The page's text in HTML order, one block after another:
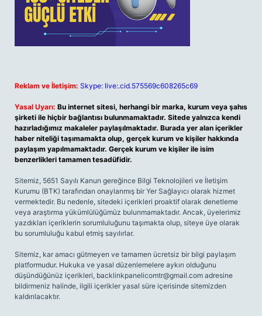
Reklam ve İletişim: Skype: live:.cid.575569c608265c69
Yasal Uyarı: Bu internet sitesi, herhangi bir marka, kurum veya şahıs
şirketi ile hiçbir bağlantısı bulunmamaktadır. Sitede yalnızca kendi
hazırladığımız makaleler paylaşılmaktadır. Burada yer alan içerikler
haber niteliği taşımamakta olup, gerçek kurum ve kişiler hakkında
paylaşım yapılmamaktadır. Gerçek kurum ve kişiler ile isim
benzerlikleri tamamen tesadüfidir.
Sitemiz, 5651 Sayılı Kanun gereğince Bilgi Teknolojileri ve İletişim
Kurumu (BTK) tarafından onaylanmış bir Yer Sağlayıcı olarak hizmet
vermektedir. Bu nedenle, sitedeki içerikleri proaktif olarak denetleme
veya araştırma yükümlülüğümüz bulunmamaktadır. Ancak, üyelerimiz
yazdıkları içeriklerin sorumluluğunu taşımakta olup, siteye üye olarak
bu sorumluluğu kabul etmiş sayılırlar.
Sitemiz, kar amacı gütmeyen ve tamamen ücretsiz bir bilgi paylaşım
platformudur. Hukuka ve yasal düzenlemelere aykırı olduğunu
düşündüğünüz içerikleri, backlinkpanelicomtr@gmail.com adresine
bildirmeniz halinde, ilgili içerikler yasal süre içerisinde sitemizden
kaldırılacaktır.